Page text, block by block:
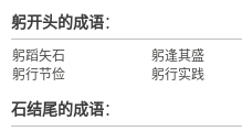
躬开头的成语：
躬蹈矢石 躬逢其盛
躬行节俭
躬行实践
石结尾的成语：